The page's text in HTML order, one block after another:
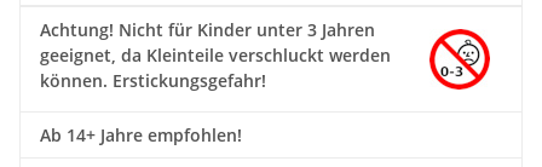
Achtung! Nicht für Kinder unter 3 Jahren
geeignet, da Kleinteile verschluckt werden
können. Erstickungsgefahr!
Ab 14+ Jahre empfohlen!